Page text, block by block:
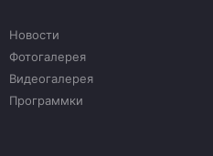
Новости
Фотогалерея
Видеогалерея
Программки